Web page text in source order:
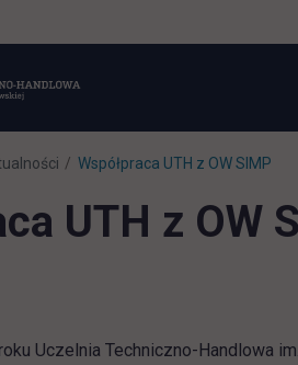
Współpraca UTH z OW SIMP
UTH z OW
Uczelnia Techniczno-Handlowa